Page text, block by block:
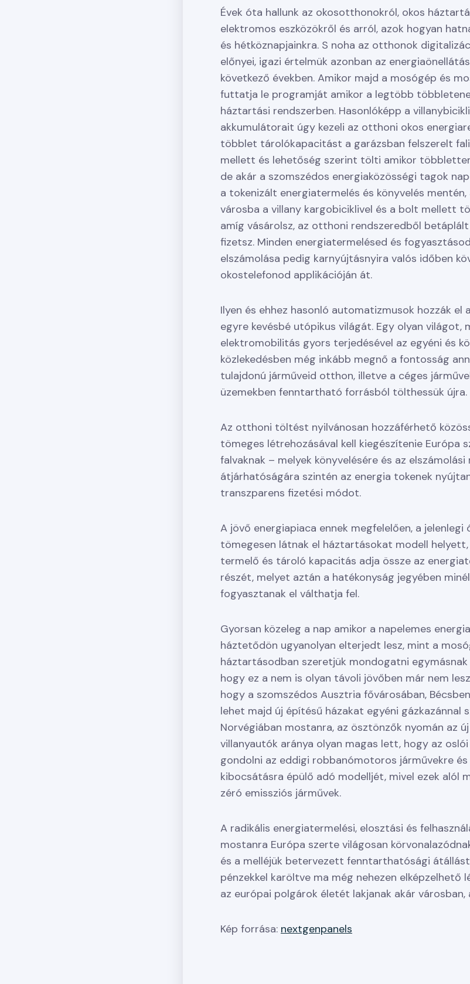
Évek óta hallunk az okosotthonokról, okos
elektromos eszközökről és arról, azok hogyan
és hétköznapjainkra. S noha az otthonok
előnyei, igazi értelmük azonban az
következő években. Amikor majd a mosógép és
futtatja le programját amikor a legtöbb
háztartási rendszerben. Hasonlóképp a
akkumulátorait úgy kezeli az otthoni okos
többlet tárolókapacitást a garázsban felszerelt
mellett és lehetőség szerint tölti amikor
de akár a szomszédos energiaközösségi tagok
a tokenizált energiatermelés és könyvelés mentén,
városba a villany kargobiciklivel és a bolt mellett
amíg vásárolsz, az otthoni rendszeredből
fizetsz. Minden energiatermelésed és
elszámolása pedig karnyújtásnyira valós időben
okostelefonod applikációján át.
Ilyen és ehhez hasonló automatizmusok hozzák el
egyre kevésbé utópikus világát. Egy olyan világot,
elektromobilitás gyors terjedésével az egyéni és
közlekedésben még inkább megnő a fontosság
tulajdonú járműveid otthon, illetve a céges
üzemekben fenntartható forrásból tölthessük újra.
Az otthoni töltést nyilvánosan hozzáférhető
tömeges létrehozásával kell kiegészítenie Európa
falvaknak – melyek könyvelésére és az elszámolási
átjárhatóságára szintén az energia tokenek
transzparens fizetési módot.
A jövő energiapiaca ennek megfelelően, a jelenlegi
tömegesen látnak el háztartásokat modell helyett,
termelő és tároló kapacitás adja össze az
részét, melyet aztán a hatékonyság jegyében
fogyasztanak el válthatja fel.
Gyorsan közeleg a nap amikor a napelemes
háztetődön ugyanolyan elterjedt lesz, mint a
háztartásodban szeretjük mondogatni egymásnak
hogy ez a nem is olyan távoli jövőben már nem
hogy a szomszédos Ausztria fővárosában,
lehet majd új építésű házakat egyéni gázkazánnal
Norvégiában mostanra, az ösztönzők nyomán az
villanyautók aránya olyan magas lett, hogy az
gondolni az eddigi robbanómotoros járművekre
kibocsátásra épülő adó modelljét, mivel ezek alól
zéró emissziós járművek.
A radikális energiatermelési, elosztási és
mostanra Európa szerte világosan
és a melléjük betervezett fenntarthatósági
pénzekkel karöltve ma még nehezen elképzelhető
az európai polgárok életét lakjanak akár városban,
Kép forrása: nextgenpanels